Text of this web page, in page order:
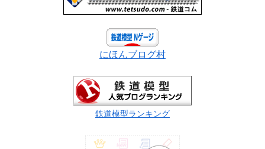
にほんブログ村
鉄道模型ランキング